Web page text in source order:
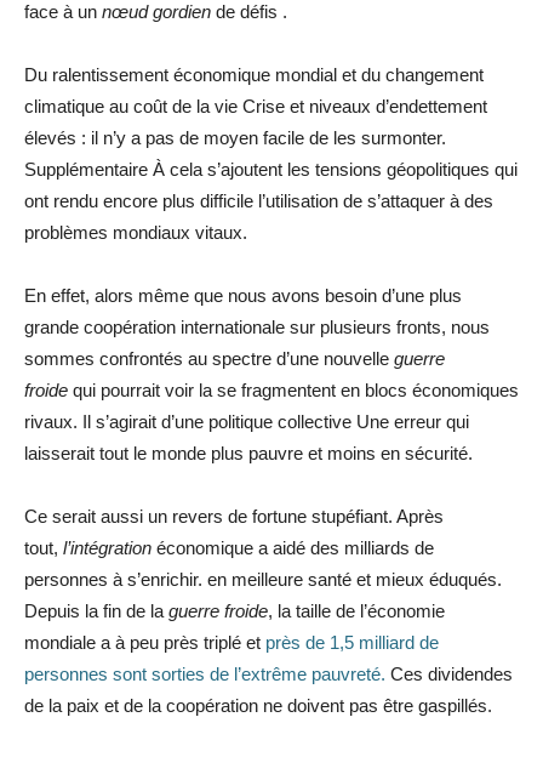
face à un nœud gordien de défis .
Du ralentissement économique mondial et du changement
climatique au coût de la vie Crise et niveaux d’endettement
élevés : il n’y a pas de moyen facile de les surmonter.
Supplémentaire À cela s’ajoutent les tensions géopolitiques qui
ont rendu encore plus difficile l’utilisation de s’attaquer à des
problèmes mondiaux vitaux.
En effet, alors même que nous avons besoin d’une plus
grande coopération internationale sur plusieurs fronts, nous
sommes confrontés au spectre d’une nouvelle guerre
froide qui pourrait voir la se fragmentent en blocs économiques
rivaux. Il s’agirait d’une politique collective Une erreur qui
laisserait tout le monde plus pauvre et moins en sécurité.
Ce serait aussi un revers de fortune stupéfiant. Après
tout, l’intégration économique a aidé des milliards de
personnes à s’enrichir. en meilleure santé et mieux éduqués.
Depuis la fin de la guerre froide, la taille de l’économie
mondiale a à peu près triplé et près de 1,5 milliard de
personnes sont sorties de l’extrême pauvreté. Ces dividendes
de la paix et de la coopération ne doivent pas être gaspillés.